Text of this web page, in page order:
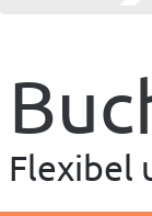
Flexibel